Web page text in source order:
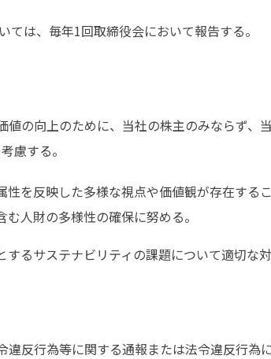
ては、毎年1回取締役会において報告する。
の向上のために、当社の株主のみならず、
慮する。
性を反映した多様な視点や価値観が存在す
人財の多様性の確保に努める。
るサステナビリティの課題について適切な
反行為等に関する通報または法令違反行為